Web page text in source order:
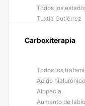
Todos los
Tuxtla Gutiérrez
Carboxiterapia
Todos los
Ácido hialurónico
Alopecia
Aumento de